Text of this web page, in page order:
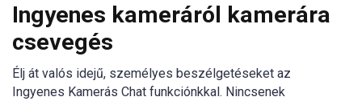
Ingyenes kameráról kamerára
csevegés
Élj át valós idejű, személyes beszélgetéseket az
Ingyenes Kamerás Chat funkciónkkal. Nincsenek